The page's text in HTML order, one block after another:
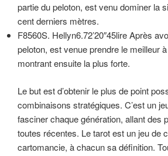
partie du peloton, est venu dominer la
cent derniers mètres.
F8560S. Hellyn6.72’20″45lire Après
peloton, est venue prendre le meilleur
montrant ensuite la plus forte.
Le but est d’obtenir le plus de point
combinaisons stratégiques. C’est un
fasciner chaque génération, allant des
toutes récentes. Le tarot est un jeu de
cartomancie, à chacun sa définition.